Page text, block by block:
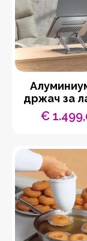
држач за
€